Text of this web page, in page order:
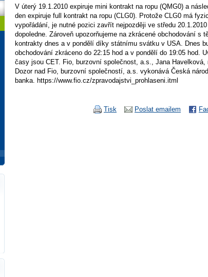
V úterý 19.1.2010 expiruje mini kontrakt na ropu (QMG0) a
den expiruje full kontrakt na ropu (CLG0). Protože CLG0 má
vypořádání, je nutné pozici zavřít nejpozději ve středu 20.1.2010
dopoledne. Zároveň upozorňujeme na zkrácené obchodování s
kontrakty dnes a v pondělí díky státnímu svátku v USA. Dnes
obchodování zkráceno do 22:15 hod a v pondělí do 19:05 hod.
časy jsou CET. Fio, burzovní společnost, a.s., Jana Havelková,
Dozor nad Fio, burzovní společností, a.s. vykonává Česká
banka. https://www.fio.cz/zpravodajstvi_prohlaseni.itml
Poslat emailem
Tisk